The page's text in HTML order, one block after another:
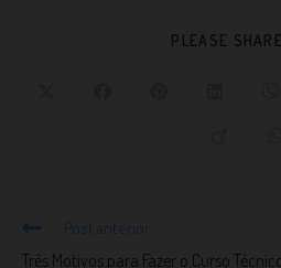
PLEASE
Post anterior
Três Motivos para Fazer o Curso